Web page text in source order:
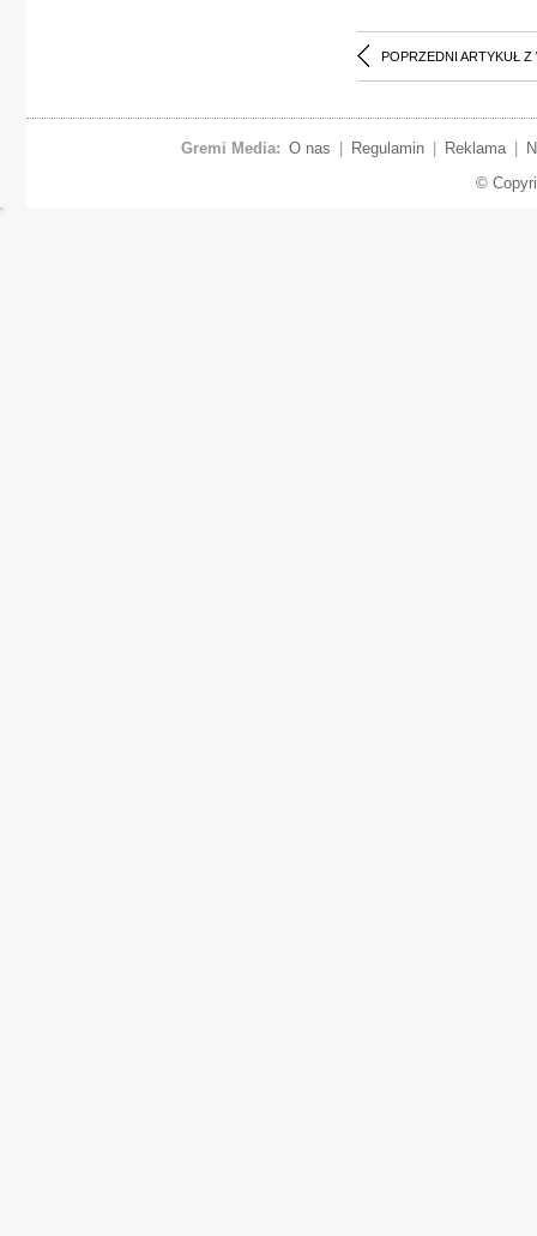
POPRZEDNI ARTYKUŁ Z
Gremi Media: O nas Regulamin Reklama
©